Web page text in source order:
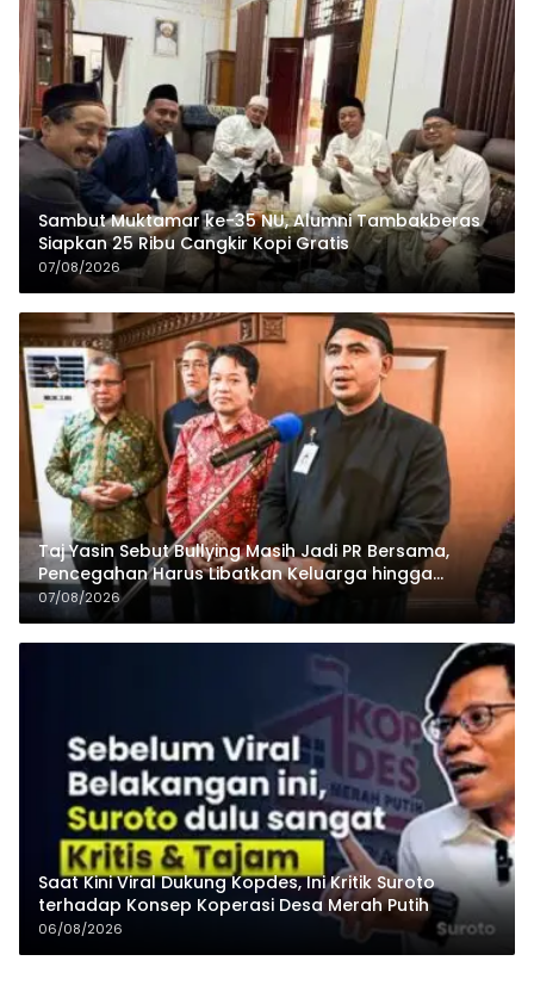
Sambut Muktamar ke-35 NU, Alumni Tambakberas
Siapkan 25 Ribu Cangkir Kopi Gratis
07/08/2026
Taj Yasin Sebut Bullying Masih Jadi PR Bersama,
Pencegahan Harus Libatkan Keluarga hingga
Pesantren
07/08/2026
Saat Kini Viral Dukung Kopdes, Ini Kritik Suroto
terhadap Konsep Koperasi Desa Merah Putih
06/08/2026